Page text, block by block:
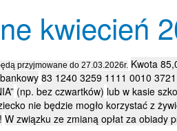
kwiecień
przyjmowane do 27.03.2026r. Kwota
83 1240 3259 1111 0010
(np. bez czwartków) lub w kasie
nie będzie mogło korzystać z
W związku ze zmianą opłat za obiady